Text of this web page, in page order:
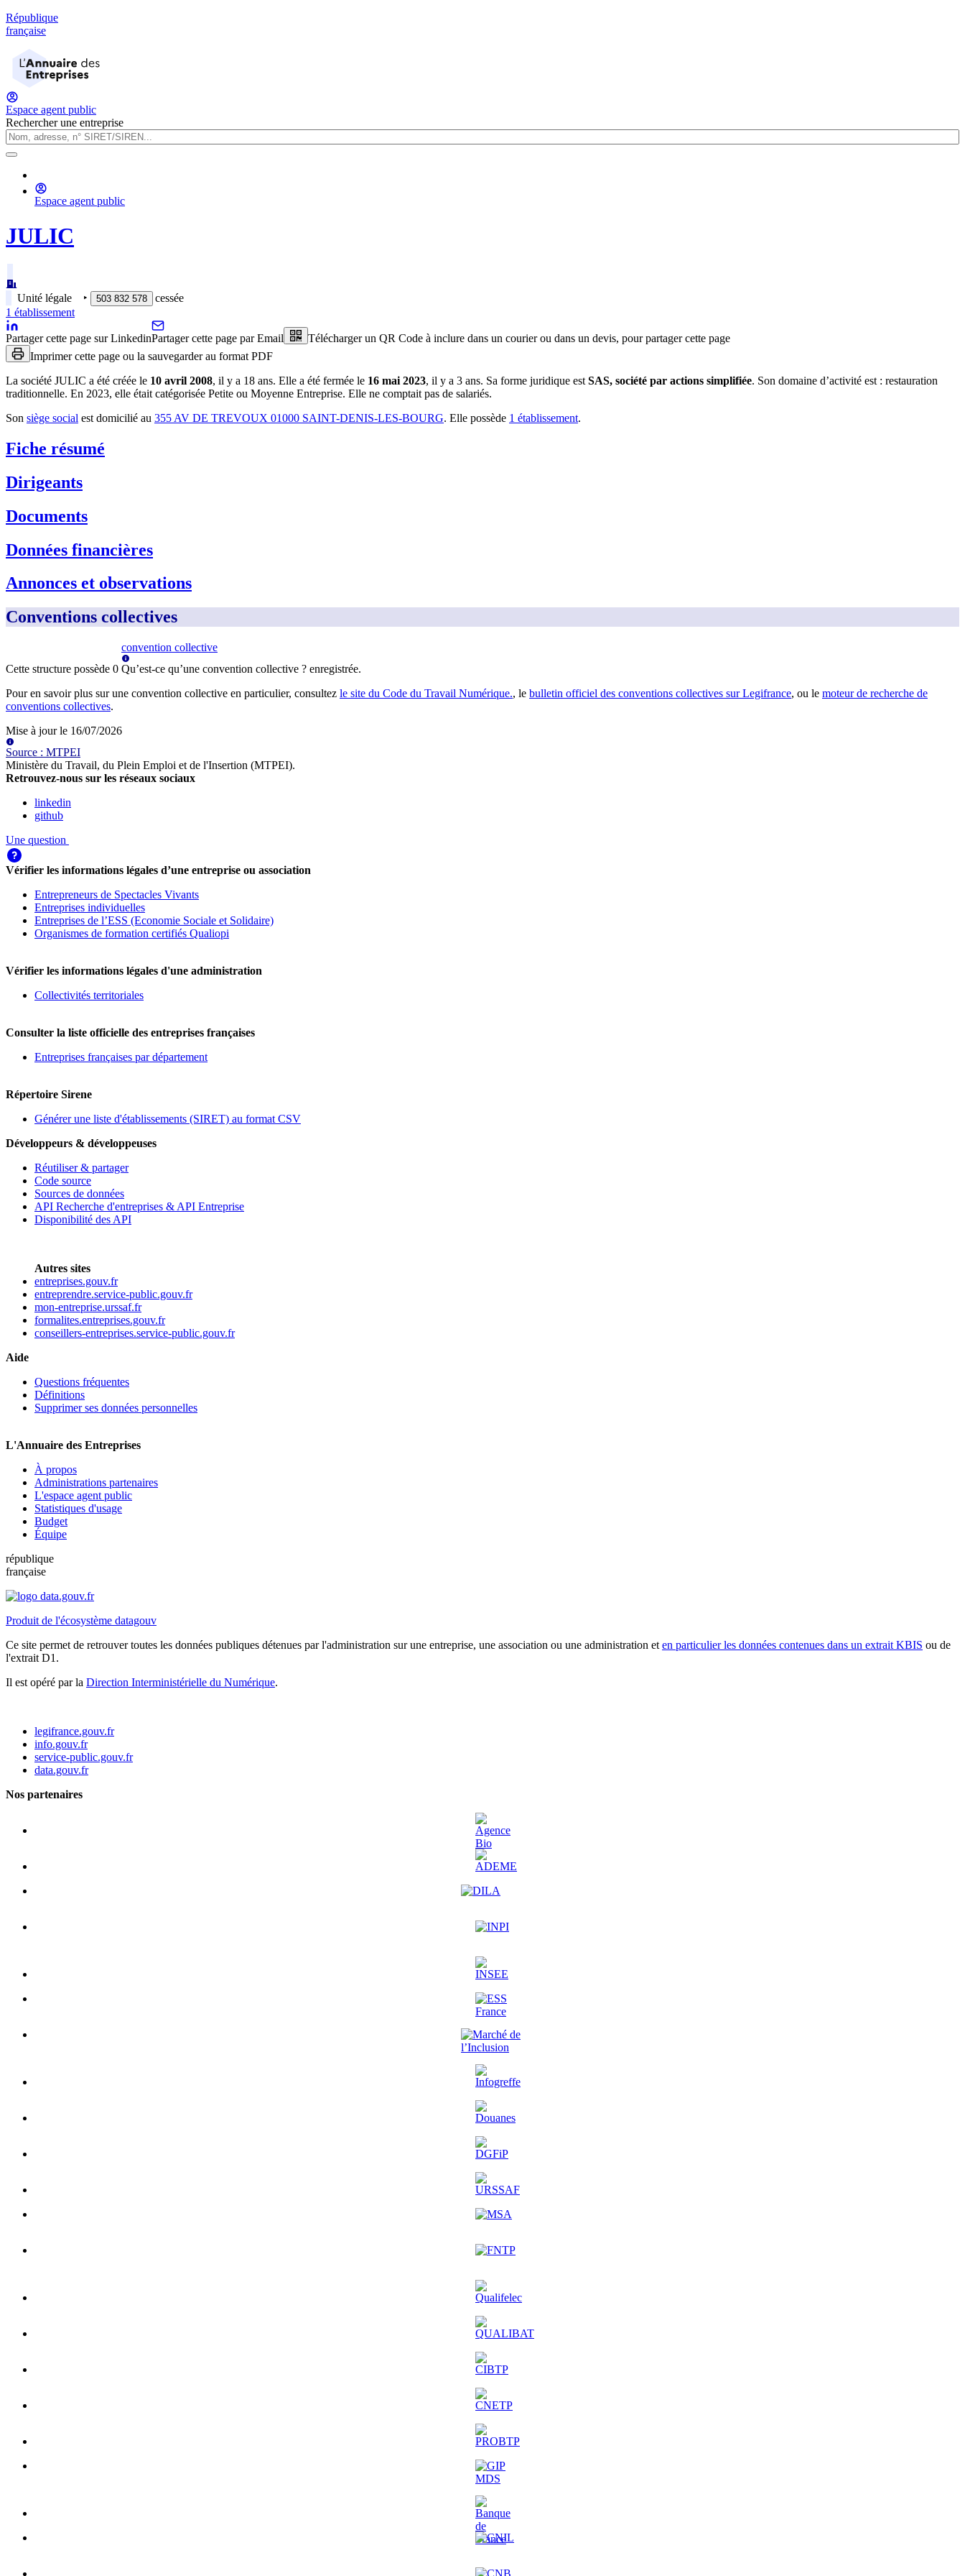
République
française
Espace agent public
Rechercher une entreprise
Espace agent public
JULIC
Unité légale ‣ 503 832 578
cessée
1 établissement
Partager cette page sur LinkedinPartager cette page par Email
Télécharger un QR Code à inclure dans un courier ou dans un devis, pour partager cette page
Imprimer cette page ou la sauvegarder au format PDF
La société JULIC a été créée le 10 avril 2008, il y a 18 ans. Elle a été fermée le 16 mai 2023, il y a 3 ans. Sa forme juridique est SAS, société par actions simplifiée. Son domaine d’activité est : restauration
traditionnelle. En 2023, elle était catégorisée Petite ou Moyenne Entreprise. Elle ne comptait pas de salariés.
Son siège social est domicilié au 355 AV DE TREVOUX 01000 SAINT-DENIS-LES-BOURG. Elle possède 1 établissement.
Fiche résumé
Dirigeants
Documents
Données financières
Annonces et observations
Conventions collectives
Cette structure possède 0
convention collective
Qu’est-ce qu’une convention collective ? enregistrée.
Pour en savoir plus sur une convention collective en particulier, consultez le site du Code du Travail Numérique., le bulletin officiel des conventions collectives sur Legifrance, ou le moteur de recherche de
conventions collectives.
Mise à jour le 16/07/2026
Source : MTPEI
Ministère du Travail, du Plein Emploi et de l'Insertion (MTPEI).
Retrouvez-nous sur les réseaux sociaux
linkedin
github
Une question
Vérifier les informations légales d’une entreprise ou association
Entrepreneurs de Spectacles Vivants
Entreprises individuelles
Entreprises de l’ESS (Economie Sociale et Solidaire)
Organismes de formation certifiés Qualiopi
Vérifier les informations légales d'une administration
Collectivités territoriales
Consulter la liste officielle des entreprises françaises
Entreprises françaises par département
Répertoire Sirene
Générer une liste d'établissements (SIRET) au format CSV
Développeurs & développeuses
Réutiliser & partager
Code source
Sources de données
API Recherche d'entreprises & API Entreprise
Disponibilité des API
Autres sites
entreprises.gouv.fr
entreprendre.service-public.gouv.fr
mon-entreprise.urssaf.fr
formalites.entreprises.gouv.fr
conseillers-entreprises.service-public.gouv.fr
Aide
Questions fréquentes
Définitions
Supprimer ses données personnelles
L'Annuaire des Entreprises
À propos
Administrations partenaires
L'espace agent public
Statistiques d'usage
Budget
Équipe
république
française
Produit de l'écosystème datagouv
Ce site permet de retrouver toutes les données publiques détenues par l'administration sur une entreprise, une association ou une administration et en particulier les données contenues dans un extrait KBIS ou de
l'extrait D1.
Il est opéré par la Direction Interministérielle du Numérique.
legifrance.gouv.fr
info.gouv.fr
service-public.gouv.fr
data.gouv.fr
Nos partenaires